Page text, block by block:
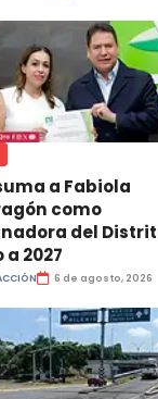
a Fabiola
como
del
2027
6 de agosto, 2026